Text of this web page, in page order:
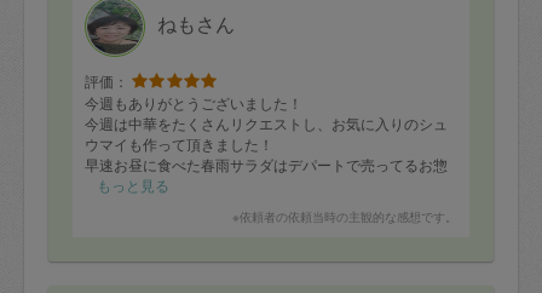
ねもさん
評価：
今週もありがとうございました！
今週は中華をたくさんリクエストし、お気に入りのシュ
ウマイも作って頂きました！
早速お昼に食べた春雨サラダはデパートで売ってるお惣
菜？というぐらいとてもおいしかったです。
もっと見る
※依頼者の依頼当時の主観的な感想です。